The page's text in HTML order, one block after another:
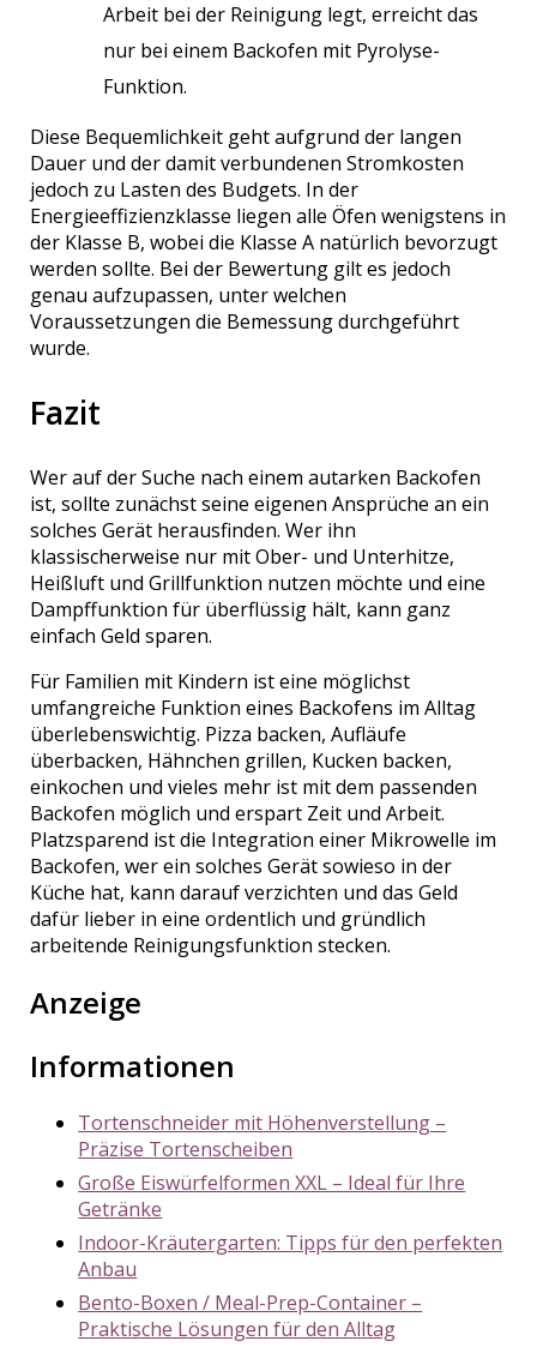
Arbeit bei der Reinigung legt, erreicht das
nur bei einem Backofen mit Pyrolyse-
Funktion.
Diese Bequemlichkeit geht aufgrund der langen
Dauer und der damit verbundenen Stromkosten
jedoch zu Lasten des Budgets. In der
Energieeffizienzklasse liegen alle Öfen wenigstens in
der Klasse B, wobei die Klasse A natürlich bevorzugt
werden sollte. Bei der Bewertung gilt es jedoch
genau aufzupassen, unter welchen
Voraussetzungen die Bemessung durchgeführt
wurde.
Fazit
Wer auf der Suche nach einem autarken Backofen
ist, sollte zunächst seine eigenen Ansprüche an ein
solches Gerät herausfinden. Wer ihn
klassischerweise nur mit Ober- und Unterhitze,
Heißluft und Grillfunktion nutzen möchte und eine
Dampffunktion für überflüssig hält, kann ganz
einfach Geld sparen.
Für Familien mit Kindern ist eine möglichst
umfangreiche Funktion eines Backofens im Alltag
überlebenswichtig. Pizza backen, Aufläufe
überbacken, Hähnchen grillen, Kucken backen,
einkochen und vieles mehr ist mit dem passenden
Backofen möglich und erspart Zeit und Arbeit.
Platzsparend ist die Integration einer Mikrowelle im
Backofen, wer ein solches Gerät sowieso in der
Küche hat, kann darauf verzichten und das Geld
dafür lieber in eine ordentlich und gründlich
arbeitende Reinigungsfunktion stecken.
Anzeige
Informationen
Tortenschneider mit Höhenverstellung –
Präzise Tortenscheiben
Große Eiswürfelformen XXL – Ideal für Ihre
Getränke
Indoor-Kräutergarten: Tipps für den perfekten
Anbau
Bento-Boxen / Meal-Prep-Container –
Praktische Lösungen für den Alltag